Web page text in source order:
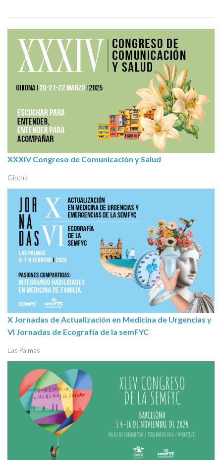
XXXIV Congreso de Comunicación y Salud
Girona
X Jornadas de Actualización en Medicina de Urgencias y
VI Jornadas de Ecografía de la semFYC
Las Palmas